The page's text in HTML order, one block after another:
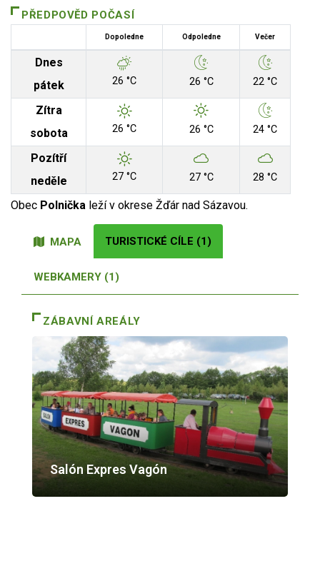
PŘEDPOVĚD POČASÍ
Dopoledne Odpoledne Večer
Dnes
pátek
26 °C 26 °C 22 °C
Zítra
sobota
26 °C 26 °C 24 °C
Pozítří
neděle
27 °C 27 °C 28 °C
Obec Polnička leží v okrese Žďár nad Sázavou.
MAPA TURISTICKÉ CÍLE (1)
WEBKAMERY (1)
ZÁBAVNÍ AREÁLY
Salón Expres Vagón